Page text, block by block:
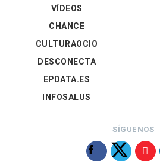
VÍDEOS
CHANCE
CULTURAOCIO
DESCONECTA
EPDATA.ES
INFOSALUS
SÍGUENOS